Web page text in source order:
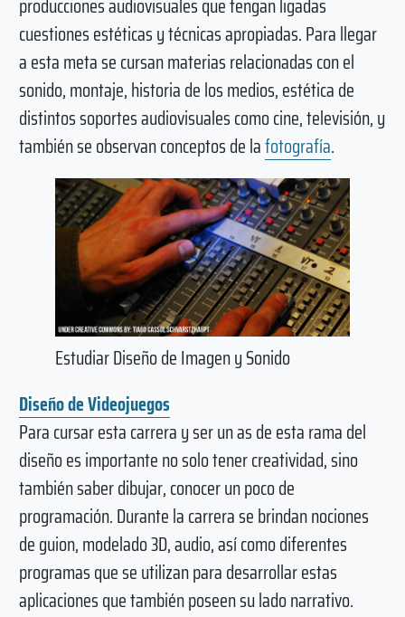
cuestiones estéticas y técnicas apropiadas. Para llegar
a esta meta se cursan materias relacionadas con el
sonido, montaje, historia de los medios, estética de
distintos soportes audiovisuales como cine, televisión, y
también se observan conceptos de lafotografía.
Estudiar Diseño de Imagen y Sonido
Diseño de Videojuegos
Para cursar esta carrera y ser un as de esta rama del
diseño es importante no solo tener creatividad, sino
también saber dibujar, conocer un poco de
programación. Durante la carrera se brindan nociones
de guion, modelado 3D, audio, así como diferentes
programas que se utilizan para desarrollar estas
aplicaciones que también poseen su lado narrativo.